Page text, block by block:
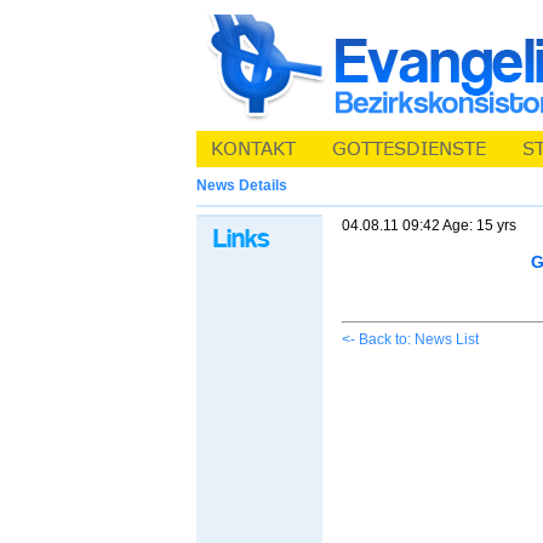
News Details
04.08.11 09:42 Age: 15 yrs
<- Back to: News List